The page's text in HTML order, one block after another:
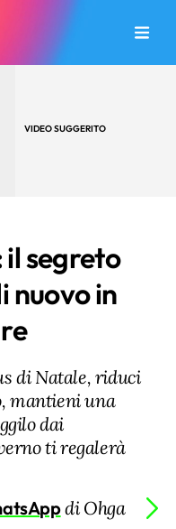
VIDEO SUGGERITO
il segreto
nuovo in
di Natale, riduci
mantieni una
dai
ti regalerà
di Ohga